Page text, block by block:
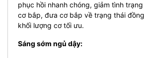
phục hồi nhanh chóng, giảm tình
cơ bắp, đưa cơ bắp về trạng thái
khối lượng cơ tối ưu.
Sáng sớm ngủ dậy: